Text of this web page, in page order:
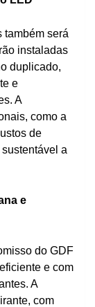
também será
instaladas
duplicado,
e
A
como a
de
a
e
do GDF
e com
A
com